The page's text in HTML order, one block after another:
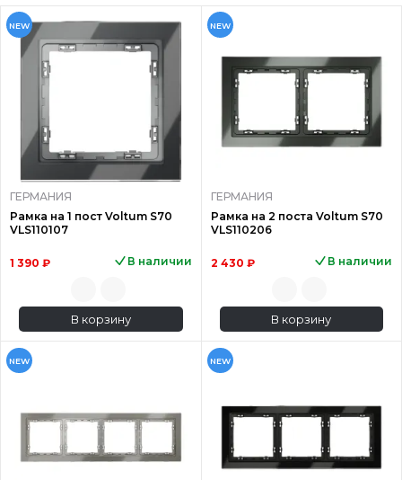
NEW
ГЕРМАНИЯ
Рамка на 1 пост Voltum S70
VLS110107
1 390 ₽ В наличии
В корзину
NEW
ГЕРМАНИЯ
Рамка на 2 поста Voltum S70
VLS110206
2 430 ₽ В наличии
В корзину
NEW NEW